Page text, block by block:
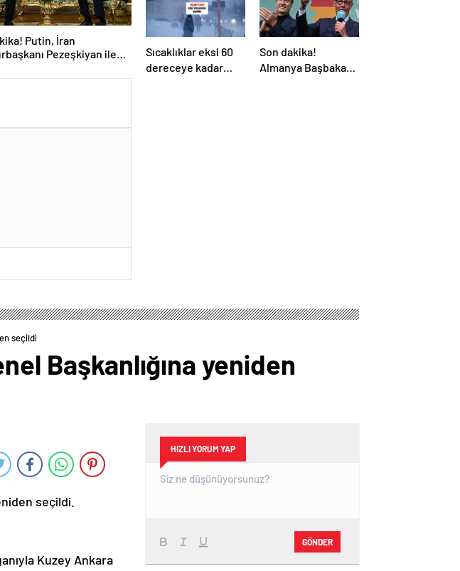
Putin, İran
Pezeşkiyan ile
Sıcaklıklar eksi 60
dereceye kadar
Son dakika!
Almanya Başbakanı
seçildi
Başkanlığına yeniden
seçildi.
Kuzey Ankara
HIZLI YORUM YAP
GÖNDER